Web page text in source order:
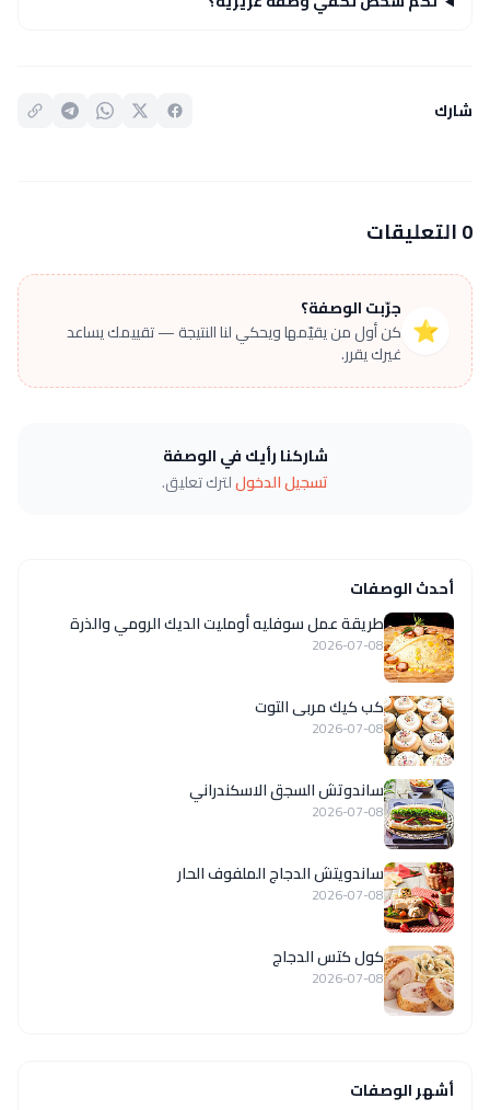
شارك
0 التعليقات
⭐
جرّبت الوصفة؟
كن أول من يقيّمها ويحكي لنا النتيجة — تقييمك يساعد
غيرك يقرر.
شاركنا رأيك في الوصفة
تسجيل الدخوللترك تعليق.
أحدث الوصفات
طريقة عمل سوفليه أومليت الديك الرومي والذرة
2026-07-08
كب كيك مربى التوت
2026-07-08
ساندوتش السجق الاسكندراني
2026-07-08
ساندويتش الدجاج الملفوف الحار
2026-07-08
كول كتس الدجاج
2026-07-08
أشهر الوصفات